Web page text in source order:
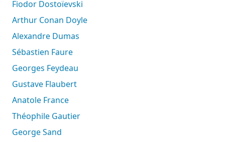
Fiodor Dostoïevski
Arthur Conan Doyle
Alexandre Dumas
Sébastien Faure
Georges Feydeau
Gustave Flaubert
Anatole France
Théophile Gautier
George Sand